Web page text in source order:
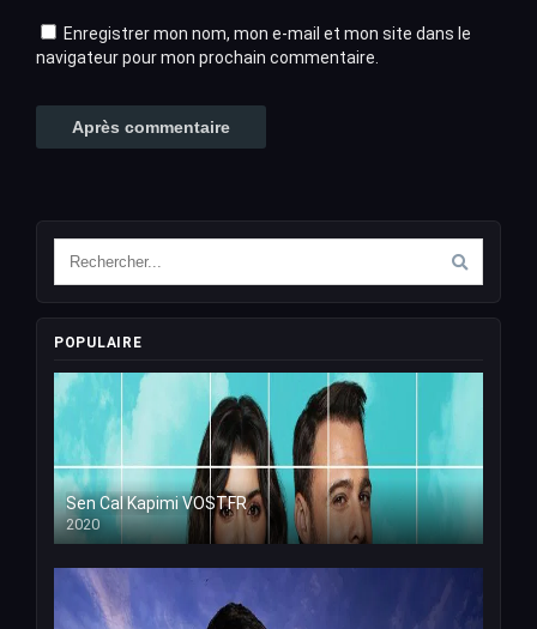
Enregistrer mon nom, mon e-mail et mon site dans le
navigateur pour mon prochain commentaire.
POPULAIRE
Sen Cal Kapimi VOSTFR
2020